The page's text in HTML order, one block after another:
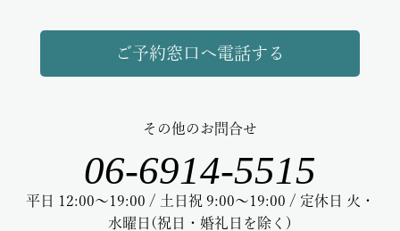
ご予約窓口へ電話する
その他のお問合せ
06-6914-5515
平日 12:00～19:00 / 土日祝 9:00～19:00 / 定休日 火・
水曜日(祝日・婚礼日を除く)